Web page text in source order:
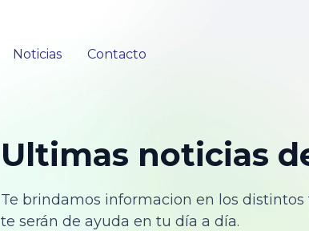
Noticias Contacto
Ultimas noticias
Te brindamos informacion en los
te serán de ayuda en tu día a día.